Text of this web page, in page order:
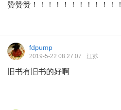
赞赞赞！！！！！！！！！！！！
fdpump
2019-5-22 08:27:07 江苏
旧书有旧书的好啊